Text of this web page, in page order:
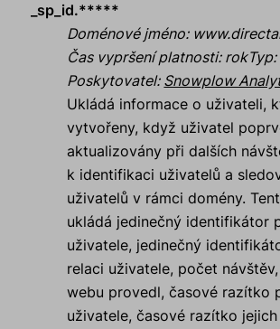
_sp_id.*****
Doménové jméno:
Čas vypršení platnosti: rokTyp:
Poskytovatel: Snowplow
Ukládá informace o uživateli,
vytvořeny, když uživatel
aktualizovány při dalších
k identifikaci uživatelů a
uživatelů v rámci domény.
ukládá jedinečný identifikátor
uživatele, jedinečný
relaci uživatele, počet návštěv,
webu provedl, časové razítko
uživatele, časové razítko